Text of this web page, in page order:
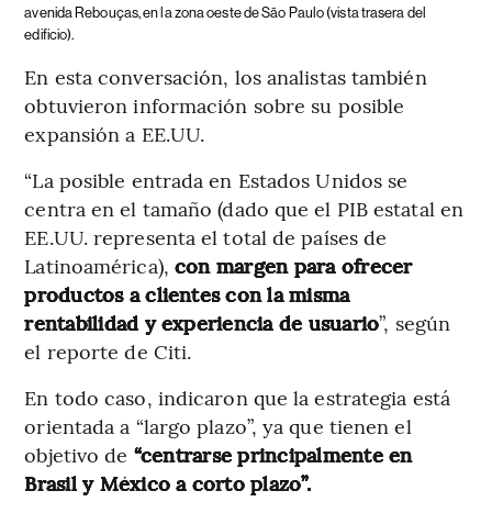
avenida Rebouças, en la zona oeste de São Paulo (vista trasera del
edificio).
En esta conversación, los analistas también
obtuvieron información sobre su posible
expansión a EE.UU.
“La posible entrada en Estados Unidos se
centra en el tamaño (dado que el PIB estatal en
EE.UU. representa el total de países de
Latinoamérica), con margen para ofrecer
productos a clientes con la misma
rentabilidad y experiencia de usuario”, según
el reporte de Citi.
En todo caso, indicaron que la estrategia está
orientada a “largo plazo”, ya que tienen el
objetivo de “centrarse principalmente en
Brasil y México a corto plazo”.